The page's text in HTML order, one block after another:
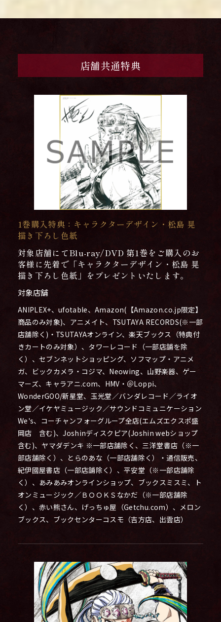
店舗共通特典
1巻購入特典：キャラクターデザイン・松島 晃
描き下ろし色紙
対象店舗にてBlu-ray/DVD 第1巻をご購入のお
客様に先着で「キャラクターデザイン・松島 晃
描き下ろし色紙」をプレゼントいたします。
対象店舗
ANIPLEX+、ufotable、Amazon(【Amazon.co.jp限定】
商品のみ対象)、アニメイト、TSUTAYA RECORDS(※一部
店舗除く)・TSUTAYAオンライン、楽天ブックス（特典付
きカートのみ対象）、タワーレコード（一部店舗を除
く）、セブンネットショッピング、ソフマップ・アニメ
ガ、ビックカメラ・コジマ、Neowing、山野楽器、ゲー
マーズ、キャラアニ.com、HMV・＠Loppi、
WonderGOO/新星堂、玉光堂／バンダレコード／ライオ
ン堂／イケヤミュージック／サウンドコミュニケーション
We's、コーチャンフォーグループ全店(エムズエクスポ盛
岡店 含む)、Joshinディスクピア(Joshin webショップ
含む)、ヤマダデンキ ※一部店舗除く、三洋堂書店（※一
部店舗除く）、とらのあな（一部店舗除く）・通信販売、
紀伊國屋書店（一部店舗除く）、平安堂（※一部店舗除
く）、あみあみオンラインショップ、ブックスミスミ、ト
オンミュージック／ＢＯＯＫＳなかだ（※一部店舗除
く）、赤い熊さん、げっちゅ屋（Getchu.com）、メロン
ブックス、ブックセンターコスモ（吉方店、出雲店）